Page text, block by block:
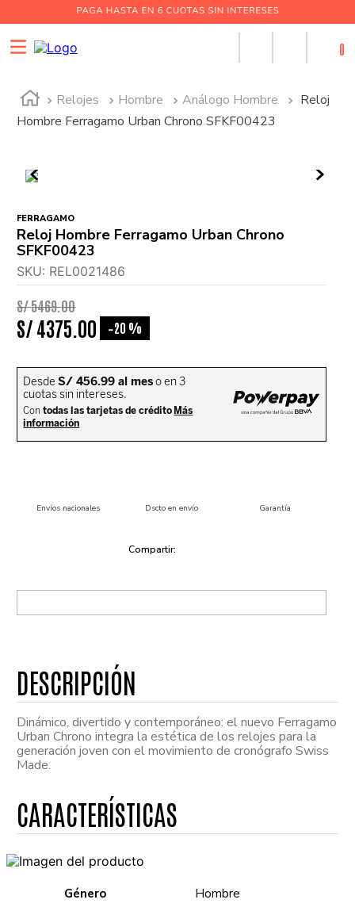
0
Relojes Hombre Análogo Hombre
Reloj
Hombre Ferragamo Urban Chrono SFKF00423
FERRAGAMO
Reloj Hombre Ferragamo Urban Chrono
SFKF00423
SKU: REL0021486
S/5469.00
S/4375 00 -20 %
Envíos nacionales Dscto en envío Garantía
Dinámico, divertido y contemporáneo: el nuevo Ferragamo
Urban Chrono integra la estética de los relojes para la
generación joven con el movimiento de cronógrafo Swiss
Made.
Género
Hombre